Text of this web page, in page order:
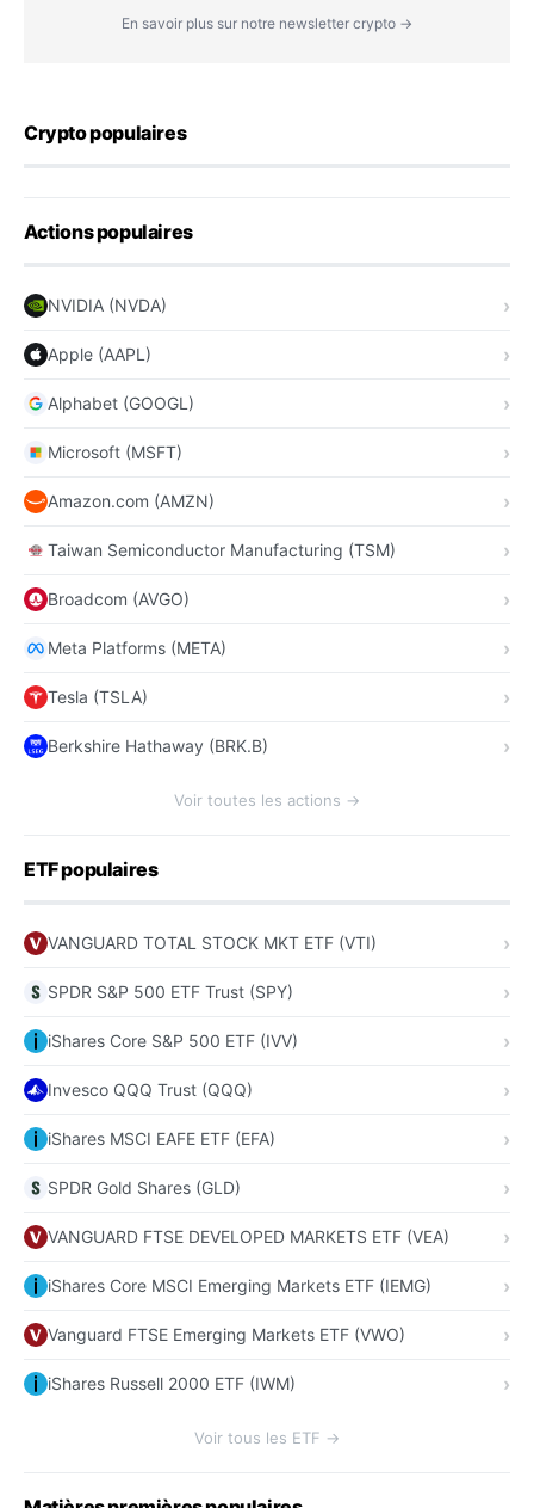
En savoir plus sur notre newsletter crypto →
Crypto populaires
Actions populaires
NVIDIA (NVDA)
Apple (AAPL)
Alphabet (GOOGL)
Microsoft (MSFT)
Amazon.com (AMZN)
Taiwan Semiconductor Manufacturing (TSM)
Broadcom (AVGO)
Meta Platforms (META)
Tesla (TSLA)
Berkshire Hathaway (BRK.B)
Voir toutes les actions →
ETF populaires
VANGUARD TOTAL STOCK MKT ETF (VTI)
SPDR S&P 500 ETF Trust (SPY)
iShares Core S&P 500 ETF (IVV)
Invesco QQQ Trust (QQQ)
iShares MSCI EAFE ETF (EFA)
SPDR Gold Shares (GLD)
VANGUARD FTSE DEVELOPED MARKETS ETF (VEA)
iShares Core MSCI Emerging Markets ETF (IEMG)
Vanguard FTSE Emerging Markets ETF (VWO)
iShares Russell 2000 ETF (IWM)
Voir tous les ETF →